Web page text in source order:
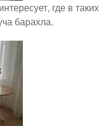
где в таких
барахла.